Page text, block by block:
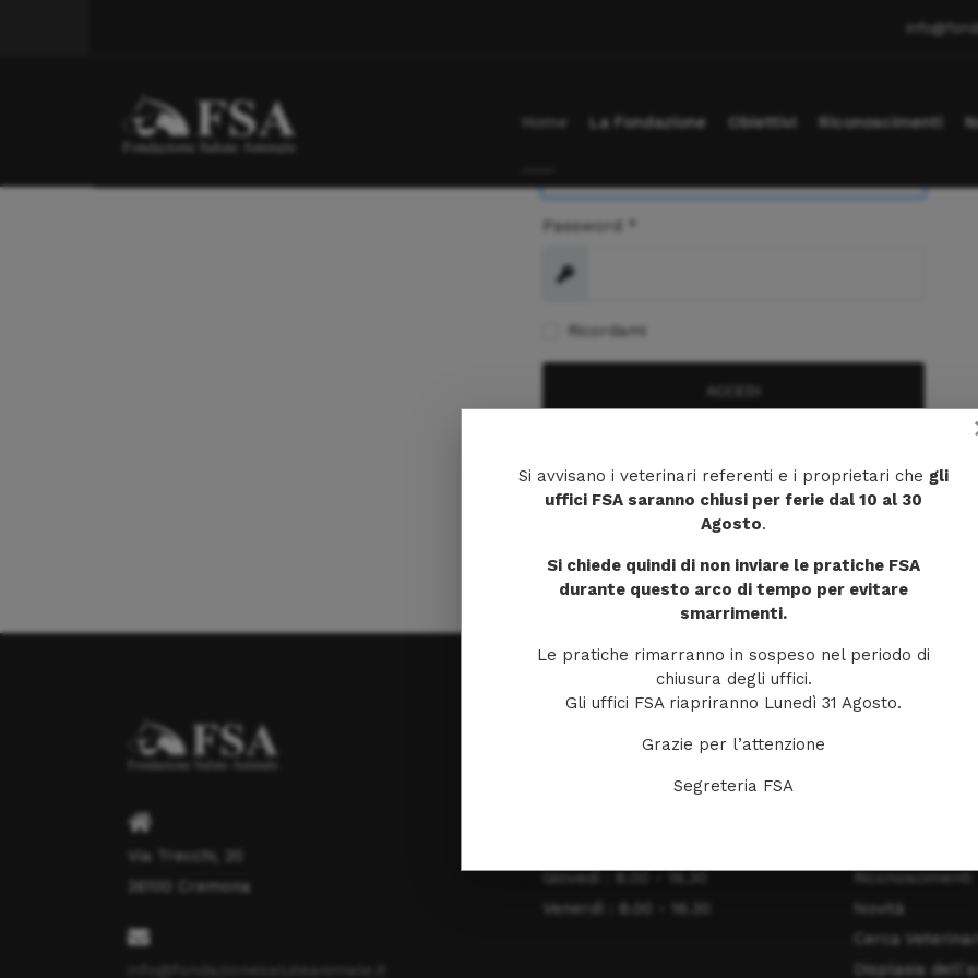
Home La Fondazione Obiettivi Riconoscimenti
Nome utente*
Password *
Mostra
Ricordami
ACCEDI
Hai dimenticato il tuo nome utente?
Via Trecchi, 20
26100 Cremona
Lunedì: 8.00 - 16.30
Giovedì : 8.00 - 16.30
Venerdì : 8.00 - 16.30
Riconoscimenti
Novità
Cerca
Displasia
Si avvisano i veterinari referenti e i proprietari che gli
uffici FSA saranno chiusi per ferie dal 10 al 30
Agosto.
Si chiede quindi di non inviare le pratiche FSA
durante questo arco di tempo per evitare
smarrimenti.
Le pratiche rimarranno in sospeso nel periodo di
chiusura degli uffici.
Gli uffici FSA riapriranno Lunedì 31 Agosto.
Grazie per l’attenzione
Segreteria FSA